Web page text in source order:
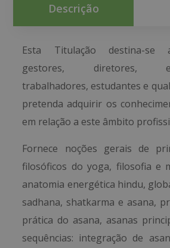
Descrição
Esta Titulação destina-se
gestores, diretores,
trabalhadores, estudantes e
pretenda adquirir os
em relação a este âmbito
Fornece noções gerais de
filosóficos do yoga, filosofia e
anatomia energética hindu,
sadhana, shatkarma e asana,
prática do asana, asanas
sequências: integração de